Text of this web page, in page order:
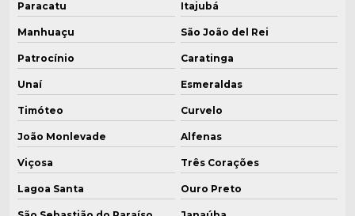
Inspeção de caldeiras
Lavador de fumaça para caldeira
Lavador de fumaça industrial
Lavador de gás
Lavador de gases caldeira
Lavador de gases para caldeira a lenha
Lavador de gases industrial
Paracatu Itajubá
Manhuaçu São João del Rei
Patrocínio Caratinga
Unaí Esmeraldas
Timóteo Curvelo
João Monlevade Alfenas
Viçosa Três Corações
Lagoa Santa Ouro Preto